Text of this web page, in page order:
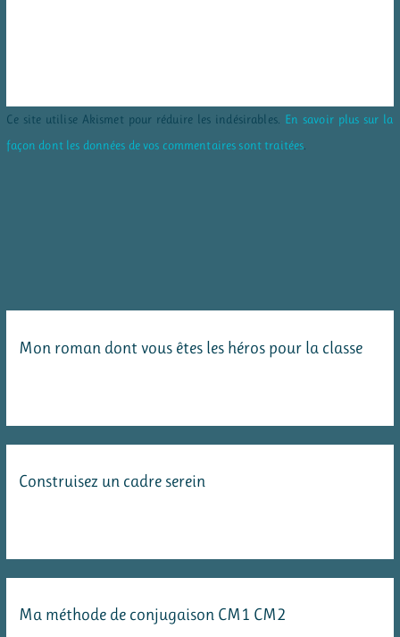
Ce site utilise Akismet pour réduire les indésirables. En savoir plus sur la
façon dont les données de vos commentaires sont traitées
Mon roman dont vous êtes les héros pour la classe
Construisez un cadre serein
Ma méthode de conjugaison CM1 CM2